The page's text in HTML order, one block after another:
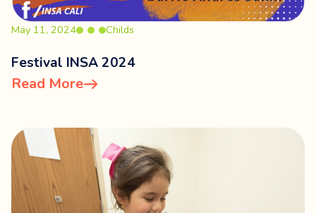
May 11, 2024 Childs
Festival INSA 2024
Read More